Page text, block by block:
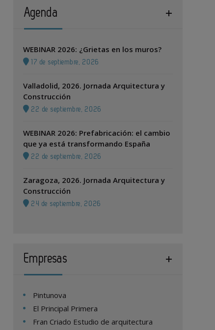
Agenda
WEBINAR 2026: ¿Grietas en los muros?
17 de septiembre, 2026
Valladolid, 2026. Jornada Arquitectura y
Construcción
22 de septiembre, 2026
WEBINAR 2026: Prefabricación: el cambio
que ya está transformando España
22 de septiembre, 2026
Zaragoza, 2026. Jornada Arquitectura y
Construcción
24 de septiembre, 2026
Empresas
Pintunova
El Principal Primera
Fran Criado Estudio de arquitectura